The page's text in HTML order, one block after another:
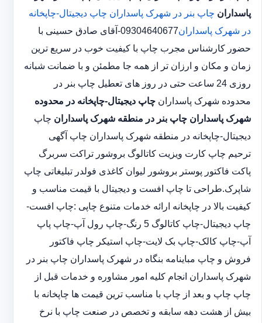
پاسداران چاپ بنر در شهرک پاسداران چاپ دیجیتال-چاپخانه
در شهرک پاسداران
09304640677-آقای صادق حسینی با
حضور کارشناس مجرب چاپ با کیفیت خوب در سریع ترین
زمان و مکان و ارزان تر از همه جا مطمئن و با ضمانت شبانه
روزی 24 ساعت حتی در روز های تعطیل چاپ بنر در
محدوده شهرک پاسداران چاپ دیجیتال-چاپخانه در محدوده
شهرک پاسداران چاپ بنر در منطقه شهرک پاسداران چاپ
دیجیتال-چاپخانه در منطقه شهرک پاسداران چاپ آگهی
ترحیم چاپ کارت ویزیت کاتالوگ بروشور تراکت سربرگ
پاکت فاکتور پوستر بروشور لیوان کاغذی فولدر تبلیغاتی چاپ
شاپرک.طراحی تا چاپ افست و دیجیتال با قیمت مناسب و
کیفیت بالا در چاپخانه ارائه خدمات متنوع چاپی :چاپ افست-
چاپ دیجیتال-چاپ کاتالوگ 5 رنگ-چاپ رول آپ-چاپ پاپ
آپ-چاپ کالک-چاپ بک لایت-چاپ استیکر چاپ فاکتور
فروش و چاپ مباینامه بنگاه در شهرک پاسداران چاپ بنر در
شهرک پاسداران انجام کلیه امور مشاوره و خدمات قبل از
چاپ چاپ و بعد از چاپ با مناسب ترین قیمت ها چاپخانه با
بیش از هشت دهه سابقه و تخصص در صنعت چاپ با نرخ